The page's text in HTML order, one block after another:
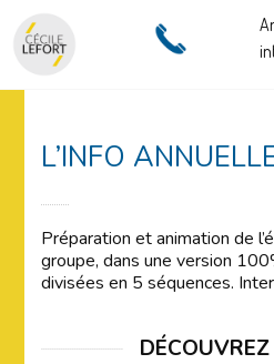
L’INFO
Préparation et animation de
groupe, dans une version
divisées en 5 séquences.